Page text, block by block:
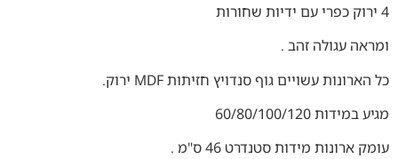
4 ירוק כפרי עם ידיות שחורות
ומראה עגולה זהב .
כל הארונות עשויים גוף סנדויץ חזיתות MDF ירוק.
מגיע במידות 60/80/100/120
עומק ארונות מידות סטנדרט 46 ס"מ .